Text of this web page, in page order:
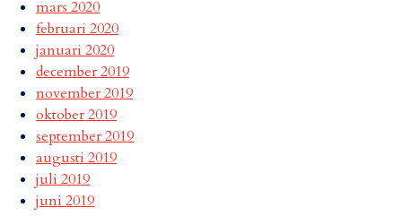
mars 2020
februari 2020
januari 2020
december 2019
november 2019
oktober 2019
september 2019
augusti 2019
juli 2019
juni 2019